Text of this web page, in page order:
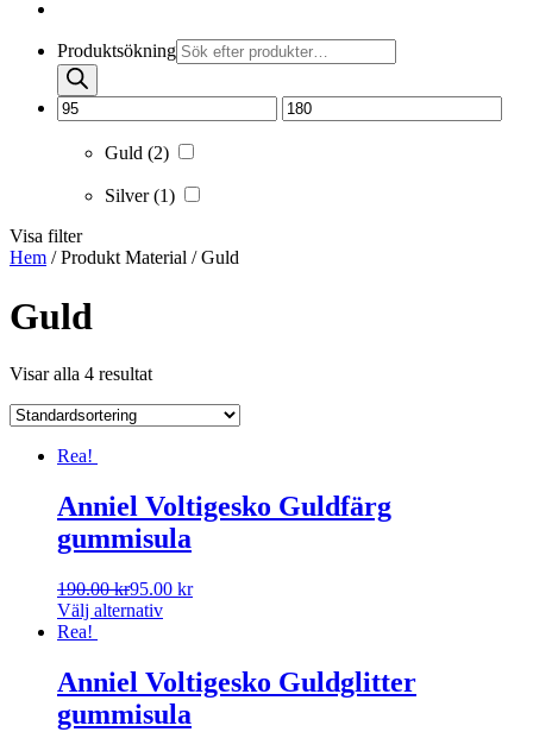
Produktsökning
Guld (2)
Silver(1)
Visa filter
Hem / Produkt Material / Guld
Guld
Visar alla 4 resultat
Rea!
Anniel Voltigesko Guldfärg
gummisula
190.00kr95.00 kr
Välj alternativ
Rea!
Anniel Voltigesko Guldglitter
gummisula